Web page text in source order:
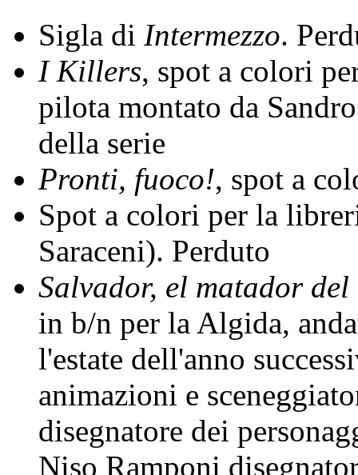
Sigla di Intermezzo.
I Killers, spot a colori
pilota montato da
della serie
Pronti, fuoco!, spot a
Spot a colori per la
Saraceni). Perduto
Salvador, el matador
in b/n per la Algida,
l'estate dell'anno
animazioni e
disegnatore dei
Niso Ramponi